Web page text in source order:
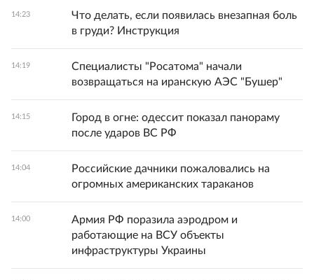
14:23
Что делать, если появилась внезапная боль
в груди? Инструкция
14:19
Специалисты "Росатома" начали
возвращаться на иранскую АЭС "Бушер"
14:15
Город в огне: одессит показал панораму
после ударов ВС РФ
14:04
Российские дачники пожаловались на
огромных американских тараканов
14:00
Армия РФ поразила аэродром и
работающие на ВСУ объекты
инфраструктуры Украины